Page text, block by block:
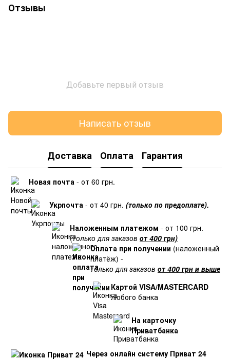
Отзывы
Добавьте первый отзыв
Написать отзыв
Доставка Оплата Гарантия
Новая почта - от 60 грн.
Укрпочта - от 40 грн. (только по предоплате).
Наложенным платежом - от 100 грн.
(только для заказов от 400 грн)
Оплата при получении (наложенный
платёж) -
только для заказов от 400 грн и выше
Картой VISA/MASTERCARD
любого банка
На карточку
Приватбанка
Через онлайн систему Приват 24